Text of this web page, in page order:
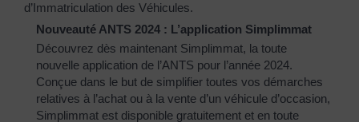
d’Immatriculation des Véhicules.
Nouveauté ANTS 2024 : L’application Simplimmat
Découvrez dès maintenant Simplimmat, la toute
nouvelle application de l’ANTS pour l’année 2024.
Conçue dans le but de simplifier toutes vos démarches
relatives à l’achat ou à la vente d’un véhicule d’occasion,
Simplimmat est disponible gratuitement et en toute